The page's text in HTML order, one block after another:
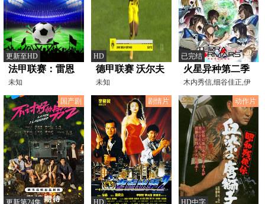
更新至HD
法甲联赛：雷恩
VS梅斯20260323
未知
HD
德甲联赛 沃尔夫
斯堡VS奥格斯堡
20241102
未知
已完结
火星异种第二季
木内秀信,细谷佳正,伊
藤静,石川界人,小野大
国产剧
更新第24集
剧情片
HD
动作片
HD中字